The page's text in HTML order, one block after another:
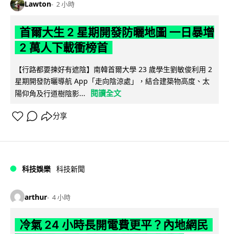
Lawton 2 小時
首爾大生 2 星期開發防曬地圖 一日暴增
2 萬人下載衝榜首
【行路都要揀好有遮陰】南韓首爾大學 23 歲學生劉敏俊利用 2
星期開發防曬導航 App「走向陰涼處」，結合建築物高度、太
陽仰角及行道樹陰影...
閱讀全文
分享
科技娛樂 科技新聞
arthur 4 小時
冷氣 24 小時長開電費更平？內地網民